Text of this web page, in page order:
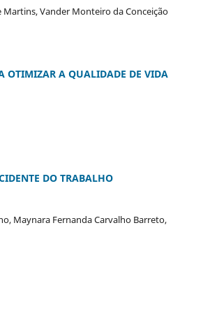
Martins, Vander Monteiro da Conceição
OTIMIZAR A QUALIDADE DE VIDA
DO TRABALHO
Maynara Fernanda Carvalho Barreto,